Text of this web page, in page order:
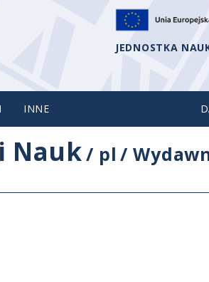
JEDNOSTKA
INNE
Nauk/ pl /